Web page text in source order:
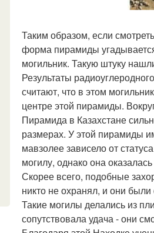
Таким образом, если
форма пирамиды
могильник. Такую штуку
Результаты
считают, что в этом
центре этой пирамиды.
Пирамида в Казахстане
размерах. У этой пирамиды
мавзолее зависело от
могилу, однако она
Скорее всего, подобные
никто не охранял, и они
Такие могилы делались из
сопутствовала удача - они